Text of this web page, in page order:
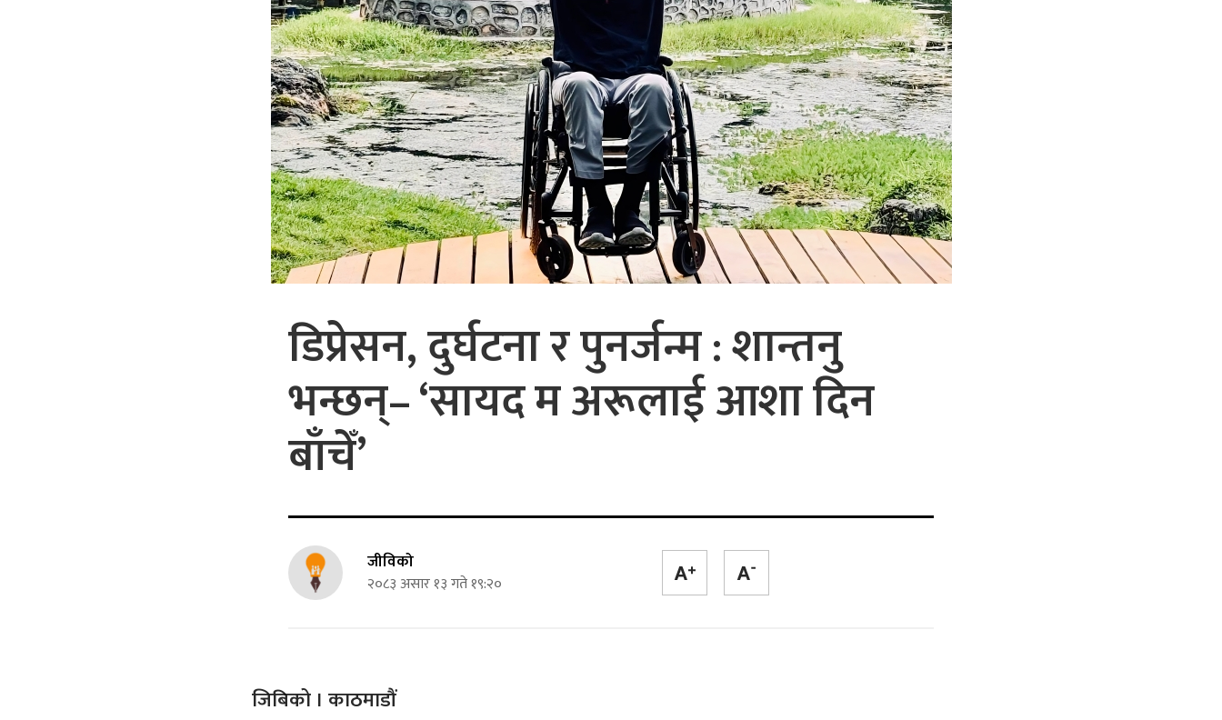
डिप्रेसन, दुर्घटना र पुनर्जन्म : शान्तनु
भन्छन्– ‘सायद म अरूलाई आशा दिन
बाँचेँ’
जीविको
२०८३ असार १३ गते १९:२०
जिबिको । काठमाडौं